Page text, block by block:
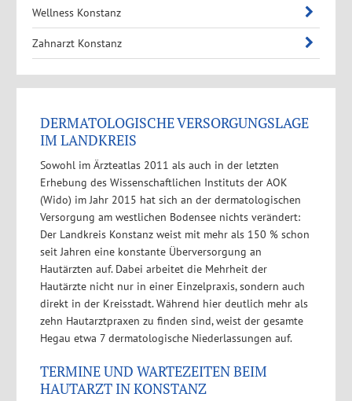
Wellness Konstanz
Zahnarzt Konstanz
DERMATOLOGISCHE VERSORGUNGSLAGE
IM LANDKREIS
Sowohl im Ärzteatlas 2011 als auch in der letzten
Erhebung des Wissenschaftlichen Instituts der AOK
(Wido) im Jahr 2015 hat sich an der dermatologischen
Versorgung am westlichen Bodensee nichts verändert:
Der Landkreis Konstanz weist mit mehr als 150 % schon
seit Jahren eine konstante Überversorgung an
Hautärzten auf. Dabei arbeitet die Mehrheit der
Hautärzte nicht nur in einer Einzelpraxis, sondern auch
direkt in der Kreisstadt. Während hier deutlich mehr als
zehn Hautarztpraxen zu finden sind, weist der gesamte
Hegau etwa 7 dermatologische Niederlassungen auf.
TERMINE UND WARTEZEITEN BEIM
HAUTARZT IN KONSTANZ